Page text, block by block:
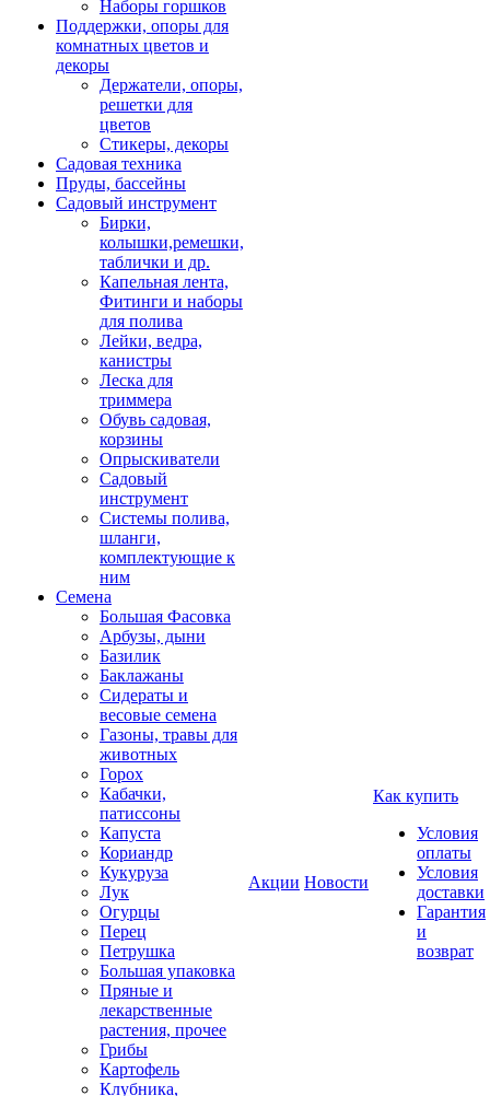
Наборы горшков
Поддержки, опоры для
комнатных цветов и
декоры
Держатели, опоры,
решетки для
цветов
Стикеры, декоры
Садовая техника
Пруды, бассейны
Садовый инструмент
Бирки,
колышки,ремешки,
таблички и др.
Капельная лента,
Фитинги и наборы
для полива
Лейки, ведра,
канистры
Леска для
триммера
Обувь садовая,
корзины
Опрыскиватели
Садовый
инструмент
Системы полива,
шланги,
комплектующие к
ним
Семена
Большая Фасовка
Арбузы, дыни
Базилик
Баклажаны
Сидераты и
весовые семена
Газоны, травы для
животных
Горох
Кабачки,
патиссоны
Капуста
Кориандр
Кукуруза
Лук
Огурцы
Перец
Петрушка
Большая упаковка
Пряные и
лекарственные
растения, прочее
Грибы
Картофель
Клубника,
Акции Новости
Как купить
Условия
оплаты
Условия
доставки
Гарантия
и
возврат